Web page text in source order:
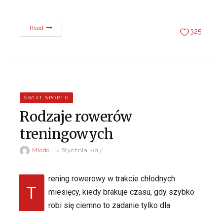
Read 325
ŚWIAT SPORTU
Rodzaje rowerów
treningowych
Miodo 4 Stycznia 2017
T
rening rowerowy w trakcie chłodnych
miesięcy, kiedy brakuje czasu, gdy szybko
robi się ciemno to zadanie tylko dla